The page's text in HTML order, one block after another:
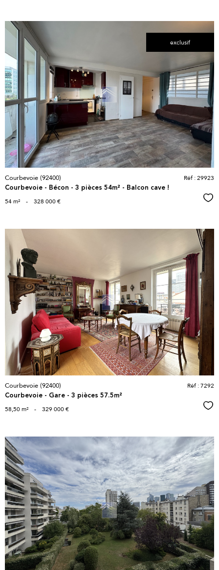
exclusif
voir le
bien
Courbevoie (92400)
Courbevoie - Bécon - 3 pièces 54m² - Balcon cave !
Réf : 29923
54 m² - 328 000 €
voir le
bien
Courbevoie (92400)
Courbevoie - Gare - 3 pièces 57.5m²
Réf : 7292
58,50 m² - 329 000 €
voir le
bien